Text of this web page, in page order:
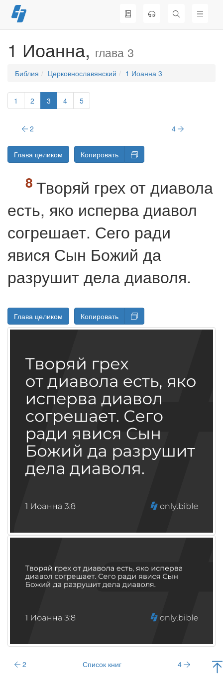
Перейти
к
1 Иоанна, глава 3
Библия Церковнославянский 1 Иоанна 3
1 2 3 4 5
2 4
Глава целиком Копировать
Творяй грех от диавола
есть, яко исперва диавол
согрешает. Сего ради
явися Сын Божий да
разрушит дела диаволя.
Глава целиком Копировать
2 Список книг 4